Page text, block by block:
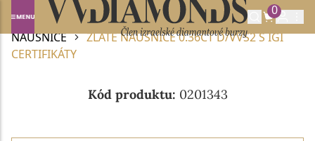
0
Domů DIAMANTOVÉ ŠPERKY
DIAMANTOVÉ
NÁUŠNICE
ZLATÉ NÁUŠNICE 0.36CT D/VVS2 S IGI
CERTIFIKÁTY
Kód produktu: 0201343